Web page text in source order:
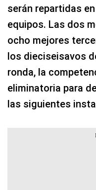
serán repartidas
equipos. Las dos
ocho mejores
los dieciseisavos
ronda, la
eliminatoria para
las siguientes